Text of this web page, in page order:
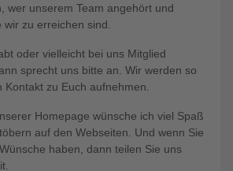
wer unserem Team angehört und
zu erreichen sind.
oder vielleicht bei uns Mitglied
sprecht uns bitte an. Wir werden so
Kontakt zu Euch aufnehmen.
Homepage wünsche ich viel Spaß
auf den Webseiten. Und wenn Sie
haben, dann teilen Sie uns